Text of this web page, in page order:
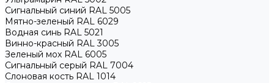
Сигнальный синий RAL 5005
Мятно-зеленый RAL 6029
Водная синь RAL 5021
Винно-красный RAL 3005
Зеленый мох RAL 6005
Сигнальный серый RAL 7004
Слоновая кость RAL 1014